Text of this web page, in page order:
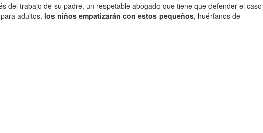
del trabajo de su padre, un respetable abogado que tiene que defender el caso
adultos, los niños empatizarán con estos pequeños, huérfanos de